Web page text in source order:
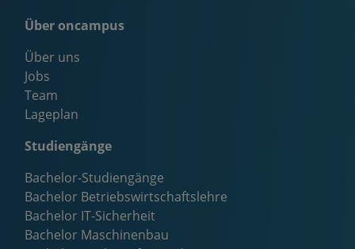
Über oncampus
Über uns
Jobs
Team
Lageplan
Studiengänge
Bachelor-Studiengänge
Bachelor Betriebswirtschaftslehre
Bachelor IT-Sicherheit
Bachelor Maschinenbau